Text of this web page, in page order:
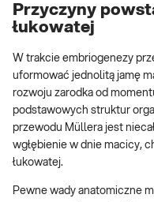
Przyczyny
łukowatej
W trakcie embriogenezy
uformować jednolitą jamę
rozwoju zarodka od
podstawowych struktur
przewodu Müllera jest
wgłębienie w dnie macicy,
łukowatej.
Pewne wady anatomiczne